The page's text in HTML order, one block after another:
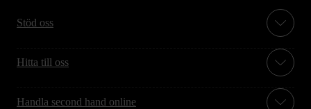
Stöd oss
Hitta till oss
Handla second hand online